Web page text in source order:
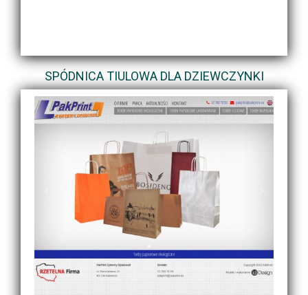
SPÓDNICA TIULOWA DLA DZIEWCZYNKI